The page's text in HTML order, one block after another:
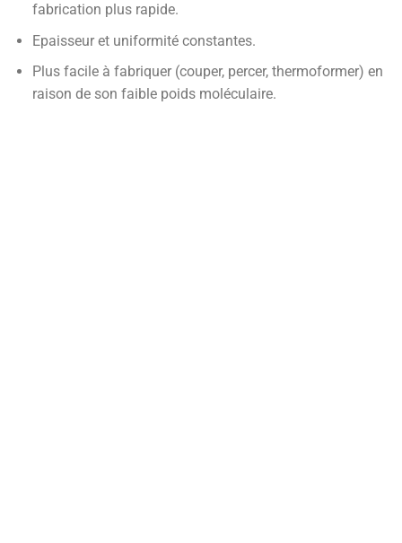
fabrication plus rapide.
Epaisseur et uniformité constantes.
Plus facile à fabriquer (couper, percer, thermoformer) en
raison de son faible poids moléculaire.